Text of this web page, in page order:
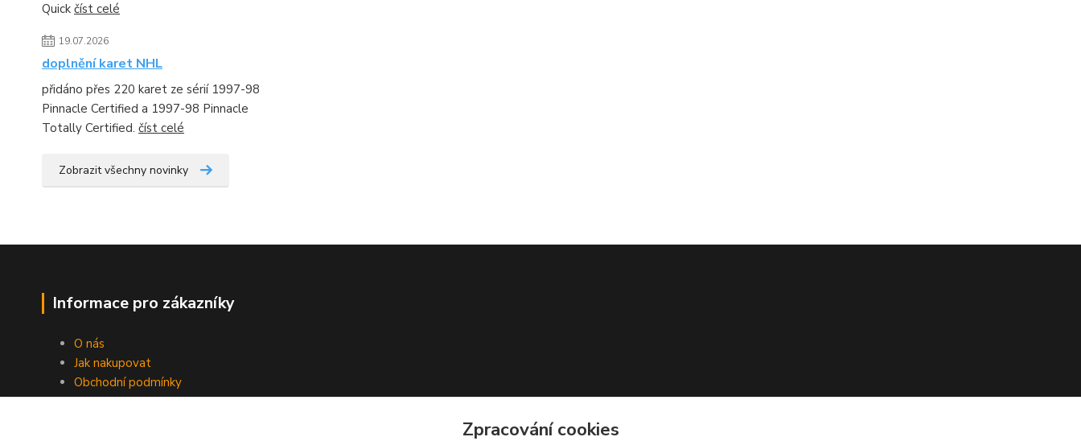
Quick číst celé
19.07.2026
doplnění karet NHL
přidáno přes 220 karet ze sérií 1997-98
Pinnacle Certified a 1997-98 Pinnacle
Totally Certified. číst celé
Zobrazit všechny novinky
Informace pro zákazníky
O nás
Jak nakupovat
Obchodní podmínky
Fotogalerie
Zpracování cookies